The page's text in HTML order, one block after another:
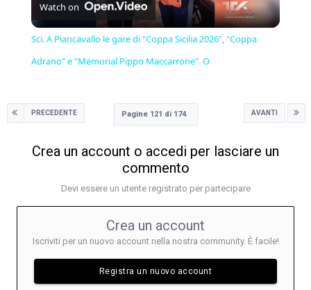
Video
Watch on
Sci. A Piancavallo le gare di "Coppa Sicilia 2026", "Coppa
Adrano” e “Memorial Pippo Maccarrone". O
PRECEDENTE AVANTI
Pagine 121 di 174
Crea un account o accedi per lasciare un
commento
Devi essere un utente registrato per partecipare
Crea un account
Iscriviti per un nuovo account nella nostra community. È facile!
Registra un nuovo account